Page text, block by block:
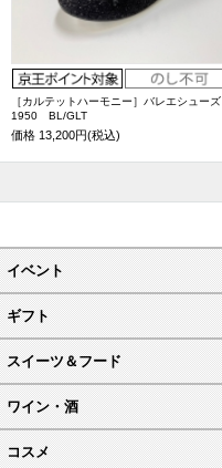
［カルテットハーモニー］バレエシューズ
1950 BL/GLT
価格 13,200円(税込)
イベント
ギフト
スイーツ＆フード
ワイン・酒
コスメ